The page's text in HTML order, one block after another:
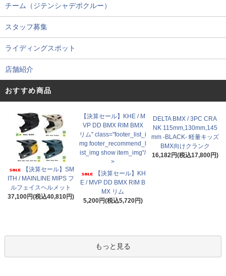
チーム（ジテンシャデポクルー）
スタッフ募集
ライディングスポット
店舗紹介
おすすめ商品
【決算セール】SM
ITH / MAINLINE MIPS フ
ルフェイスヘルメット
37,100円(税込40,810円)
【決算セール】KHE / M
VP DD BMX RIM BMX
リム" class="footer_list_i
mg footer_recommend_l
ist_img show item_img"/
>
【決算セール】KH
E / MVP DD BMX RIM B
MX リム
5,200円(税込5,720円)
DELTA BMX / 3PC CRA
NK 115mm,130mm,145
mm -BLACK- 軽量キッズ
BMX向けクランク
16,182円(税込17,800円)
もっと見る